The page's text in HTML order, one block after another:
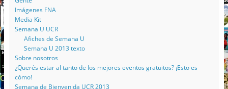
Imágenes FNA
Media Kit
Semana U UCR
Afiches de Semana U
Semana U 2013 texto
Sobre nosotros
¿Querés estar al tanto de los mejores eventos gratuitos? ¡Esto es
cómo!
Semana de Bienvenida UCR 2013